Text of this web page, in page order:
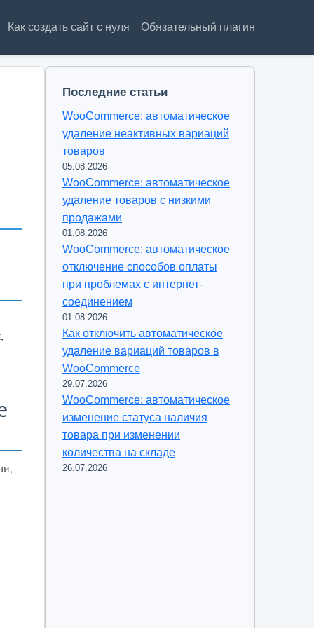
Как создать сайт с нуля Обязательный плагин
Последние статьи
WooCommerce: автоматическое
удаление неактивных вариаций
товаров
05.08.2026
WooCommerce: автоматическое
удаление товаров с низкими
продажами
01.08.2026
WooCommerce: автоматическое
отключение способов оплаты
при проблемах с интернет-
соединением
01.08.2026
Как отключить автоматическое
удаление вариаций товаров в
WooCommerce
29.07.2026
WooCommerce: автоматическое
изменение статуса наличия
товара при изменении
количества на складе
26.07.2026